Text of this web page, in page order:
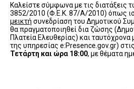
Καλείστε σύμφωνα με τις διατάξεις
3852/2010 (Φ.Ε.Κ. 87/Α/2010) όπως
μεικτή συνεδρίαση του Δημοτικού
θα πραγματοποιηθεί δια ζώσης
Πλατεία Ελευθερίας) και
της υπηρεσίας e:Presence.gov.gr) στις
Τετάρτη και ώρα 18:00, με θέματα